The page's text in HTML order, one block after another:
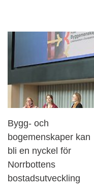
Bygg- och
bogemenskaper kan
bli en nyckel för
Norrbottens
bostadsutveckling